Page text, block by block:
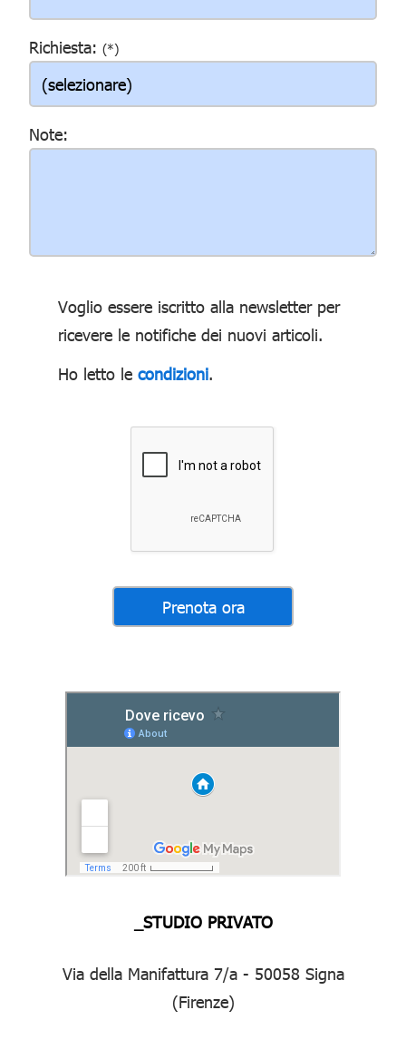
Richiesta: (*)
Note:
Voglio essere iscritto alla newsletter per
ricevere le notifiche dei nuovi articoli.
Ho letto le condizioni.
_STUDIO PRIVATO
Via della Manifattura 7/a - 50058 Signa
(Firenze)